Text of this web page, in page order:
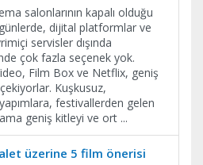
salonlarının kapalı olduğu
dijital platformlar ve
servisler dışında
çok fazla seçenek yok.
Film Box ve Netflix, geniş
Kuşkusuz,
festivallerden gelen
geniş kitleyi ve ort ...
üzerine 5 film önerisi